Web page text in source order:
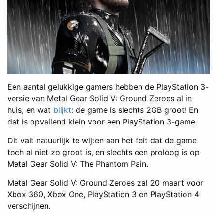
Een aantal gelukkige gamers hebben de PlayStation 3-
versie van Metal Gear Solid V: Ground Zeroes al in
huis, en wat blijkt: de game is slechts 2GB groot! En
dat is opvallend klein voor een PlayStation 3-game.
Dit valt natuurlijk te wijten aan het feit dat de game
toch al niet zo groot is, en slechts een proloog is op
Metal Gear Solid V: The Phantom Pain.
Metal Gear Solid V: Ground Zeroes zal 20 maart voor
Xbox 360, Xbox One, PlayStation 3 en PlayStation 4
verschijnen.